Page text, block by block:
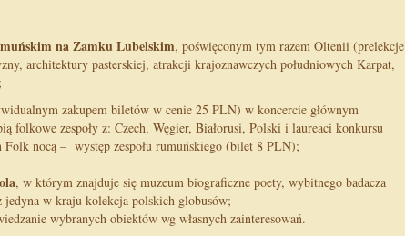
na Zamku Lubelskim, poświęconym tym razem Oltenii (prelekcje
architektury pasterskiej, atrakcji krajoznawczych południowych Karpat,
zakupem biletów w cenie 25 PLN) w koncercie głównym
folkowe zespoły z: Czech, Węgier, Białorusi, Polski i laureaci konkursu
Folk nocą – występ zespołu rumuńskiego (bilet 8 PLN);
, w którym znajduje się muzeum biograficzne poety, wybitnego badacza
w kraju kolekcja polskich globusów;
wybranych obiektów wg własnych zainteresowań.